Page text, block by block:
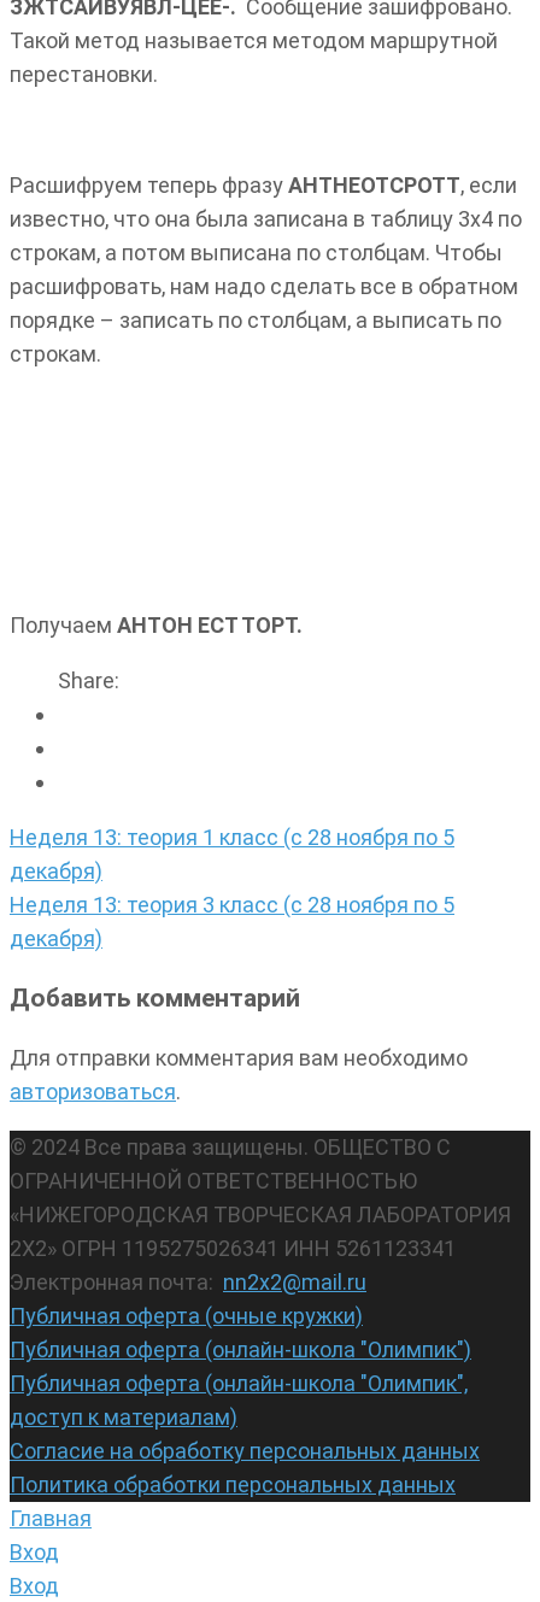
ЗЖТСАИВУЯВЛ-ЦЁЕ-. Сообщение зашифровано.
Такой метод называется методом маршрутной
перестановки.
Расшифруем теперь фразуАНТНЕОТСРОТТ, если
известно, что она была записана в таблицу 3х4 по
строкам, а потом выписана по столбцам. Чтобы
расшифровать, нам надо сделать все в обратном
порядке – записать по столбцам, а выписать по
строкам.
Получаем АНТОН ЕСТ ТОРТ.
Share:
Навигация
по
записям
Неделя 13: теория 1 класс (с 28 ноября по 5
декабря)
Неделя 13: теория 3 класс (с 28 ноября по 5
декабря)
Добавить комментарий
Для отправки комментария вам необходимо
авторизоваться.
© 2024 Все права защищены. ОБЩЕСТВО С
ОГРАНИЧЕННОЙ ОТВЕТСТВЕННОСТЬЮ
«НИЖЕГОРОДСКАЯ ТВОРЧЕСКАЯ ЛАБОРАТОРИЯ
2Х2» ОГРН 1195275026341 ИНН 5261123341
Электронная почта: nn2x2@mail.ru
Публичная оферта (очные кружки)
Публичная оферта (онлайн-школа "Олимпик")
Публичная оферта (онлайн-школа "Олимпик",
доступ к материалам)
Согласие на обработку персональных данных
Политика обработки персональных данных
Главная
Вход
Вход